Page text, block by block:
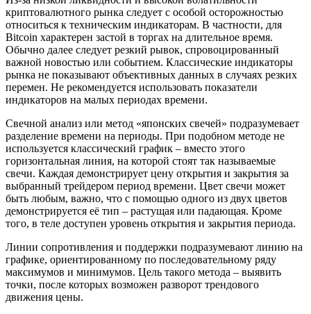
криптовалютного рынка следует с особой осторожностью
относиться к техническим индикаторам. В частности, для
Bitcoin характерен застой в торгах на длительное время.
Обычно далее следует резкий рывок, спровоцированный
важной новостью или событием. Классические индикаторы
рынка не показывают объективных данных в случаях резких
перемен. Не рекомендуется использовать показатели
индикаторов на малых периодах времени.
Свечной анализ или метод «японских свечей» подразумевает
разделение времени на периоды. При подобном методе не
используется классический график – вместо этого
горизонтальная линия, на которой стоят так называемые
свечи. Каждая демонстрирует цену открытия и закрытия за
выбранный трейдером период времени. Цвет свечи может
быть любым, важно, что с помощью одного из двух цветов
демонстрируется её тип – растущая или падающая. Кроме
того, в теле доступен уровень открытия и закрытия периода.
Линии сопротивления и поддержки подразумевают линию на
графике, ориентированному по последовательному ряду
максимумов и минимумов. Цель такого метода – выявить
точки, после которых возможен разворот трендового
движения цены.